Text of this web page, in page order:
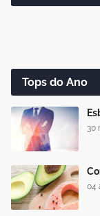
Tops do Ano
30
04